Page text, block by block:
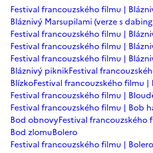
Festival francouzského filmu |
Bláznivý Marsupilami (verze s
Festival francouzského filmu |
Festival francouzského filmu |
Festival francouzského filmu |
Bláznivý piknikFestival
BlízkoFestival francouzského filmu |
Festival francouzského filmu |
Festival francouzského filmu | Bob
Bod obnovyFestival francouzského
Bod zlomuBolero
Festival francouzského filmu | Bolero